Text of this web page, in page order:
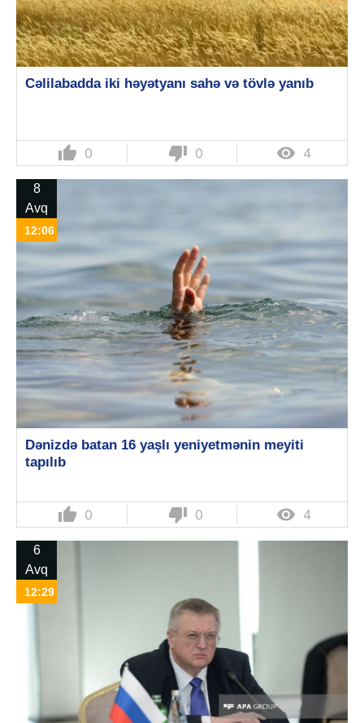
Cəlilabadda iki həyətyanı sahə və tövlə yanıb
thumb_up 0 thumb_down 0  4
8
Avq
12:06
Dənizdə batan 16 yaşlı yeniyetmənin meyiti
tapılıb
thumb_up 0 thumb_down 0  4
6
Avq
12:29